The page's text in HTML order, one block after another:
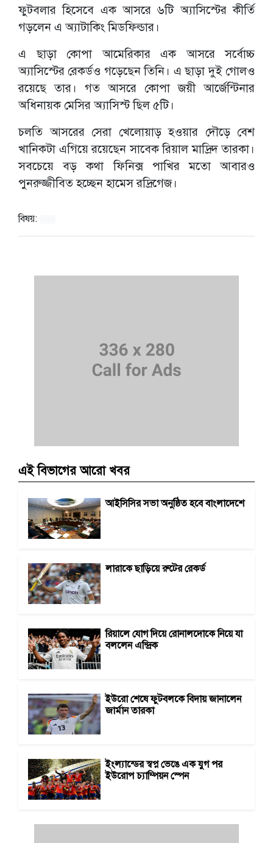
ফুটবলার হিসেবে এক আসরে ৬টি অ্যাসিস্টের কীর্তি
গড়লেন এ অ্যাটাকিং মিডফিল্ডার।
এ ছাড়া কোপা আমেরিকার এক আসরে সর্বোচ্চ
অ্যাসিস্টের রেকর্ডও গড়েছেন তিনি। এ ছাড়া দুই গোলও
রয়েছে তার। গত আসরে কোপা জয়ী আর্জেন্টিনার
অধিনায়ক মেসির অ্যাসিস্ট ছিল ৫টি।
চলতি আসরের সেরা খেলোয়াড় হওয়ার দৌড়ে বেশ
খানিকটা এগিয়ে রয়েছেন সাবেক রিয়াল মাদ্রিদ তারকা।
সবচেয়ে বড় কথা ফিনিক্স পাখির মতো আবারও
পুনরুজ্জীবিত হচ্ছেন হামেস রদ্রিগেজ।
বিষয়:
এই বিভাগের আরো খবর
আইসিসির সভা অনুষ্ঠিত হবে বাংলাদেশে
লারাকে ছাড়িয়ে রুটের রেকর্ড
রিয়ালে যোগ দিয়ে রোনালদোকে নিয়ে যা
বললেন এন্দ্রিক
ইউরো শেষে ফুটবলকে বিদায় জানালেন
জার্মান তারকা
ইংল্যান্ডের স্বপ্ন ভেঙে এক যুগ পর
ইউরোপ চ্যাম্পিয়ন স্পেন